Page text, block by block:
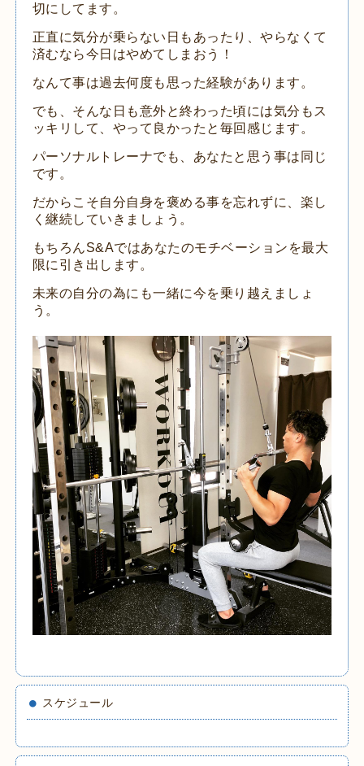
切にしてます。
正直に気分が乗らない日もあったり、やらなくて
済むなら今日はやめてしまおう！
なんて事は過去何度も思った経験があります。
でも、そんな日も意外と終わった頃には気分もス
ッキリして、やって良かったと毎回感じます。
パーソナルトレーナでも、あなたと思う事は同じ
です。
だからこそ自分自身を褒める事を忘れずに、楽し
く継続していきましょう。
もちろんS&Aではあなたのモチベーションを最大
限に引き出します。
未来の自分の為にも一緒に今を乗り越えましょ
う。
スケジュール